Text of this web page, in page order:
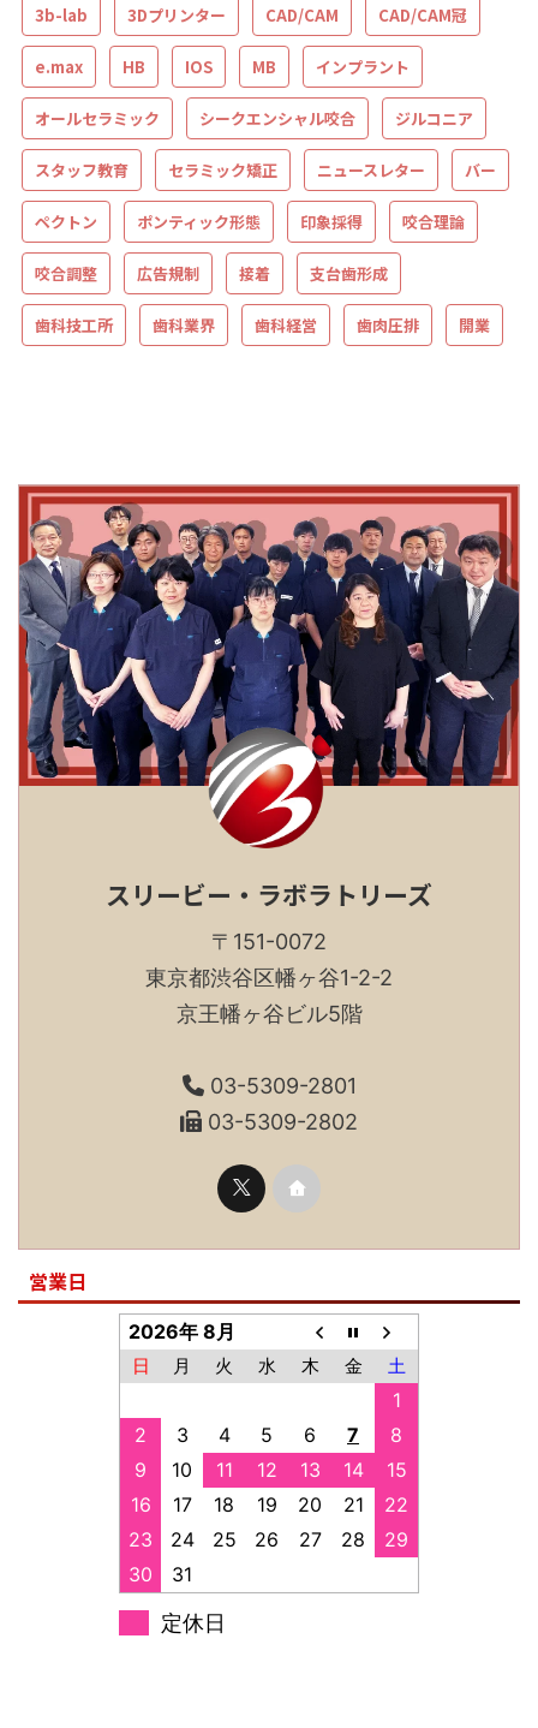
3b-lab 3Dプリンター CAD/CAM CAD/CAM冠
e.max HB IOS MB インプラント
オールセラミック シークエンシャル咬合 ジルコニア
スタッフ教育 セラミック矯正 ニュースレター バー
ペクトン ポンティック形態 印象採得 咬合理論
咬合調整 広告規制 接着 支台歯形成
歯科技工所 歯科業界 歯科経営 歯肉圧排 開業
スリービー・ラボラトリーズ
〒151-0072
東京都渋谷区幡ヶ谷1-2-2
京王幡ヶ谷ビル5階
03-5309-2801
03-5309-2802
営業日
2026年 8月
日 月 火 水 木 金 土
1
2
3 4 5 6 7
8
9
10 11 12 13 14
15
16
17 18 19 20 21
22
23
24 25 26 27 28
29
30
31
定休日